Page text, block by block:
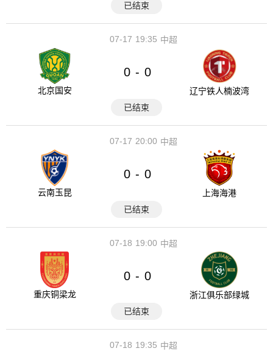
已结束
19:35
07-17 中超
北京国安
0 - 0
辽宁铁人楠波湾
已结束
20:00
07-17 中超
云南玉昆
0 - 0
上海海港
已结束
19:00
07-18 中超
重庆铜梁龙
0 - 0
浙江俱乐部绿城
已结束
19:35
07-18 中超